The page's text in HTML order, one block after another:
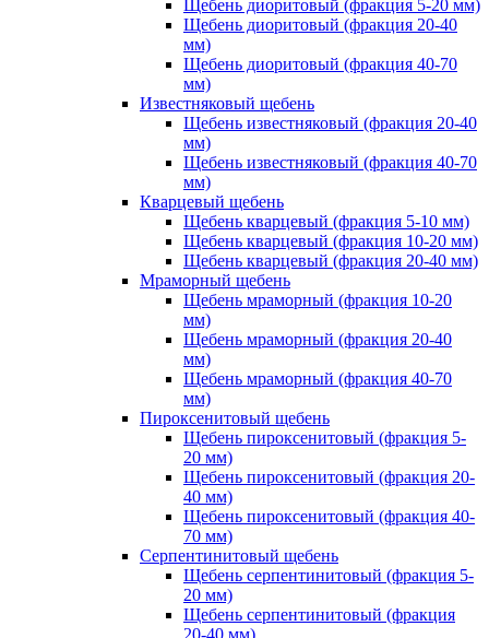
Щебень диоритовый (фракция 5-20 мм)
Щебень диоритовый (фракция 20-40
мм)
Щебень диоритовый (фракция 40-70
мм)
Известняковый щебень
Щебень известняковый (фракция 20-40
мм)
Щебень известняковый (фракция 40-70
мм)
Кварцевый щебень
Щебень кварцевый (фракция 5-10 мм)
Щебень кварцевый (фракция 10-20 мм)
Щебень кварцевый (фракция 20-40 мм)
Мраморный щебень
Щебень мраморный (фракция 10-20
мм)
Щебень мраморный (фракция 20-40
мм)
Щебень мраморный (фракция 40-70
мм)
Пироксенитовый щебень
Щебень пироксенитовый (фракция 5-
20 мм)
Щебень пироксенитовый (фракция 20-
40 мм)
Щебень пироксенитовый (фракция 40-
70 мм)
Серпентинитовый щебень
Щебень серпентинитовый (фракция 5-
20 мм)
Щебень серпентинитовый (фракция
20-40 мм)